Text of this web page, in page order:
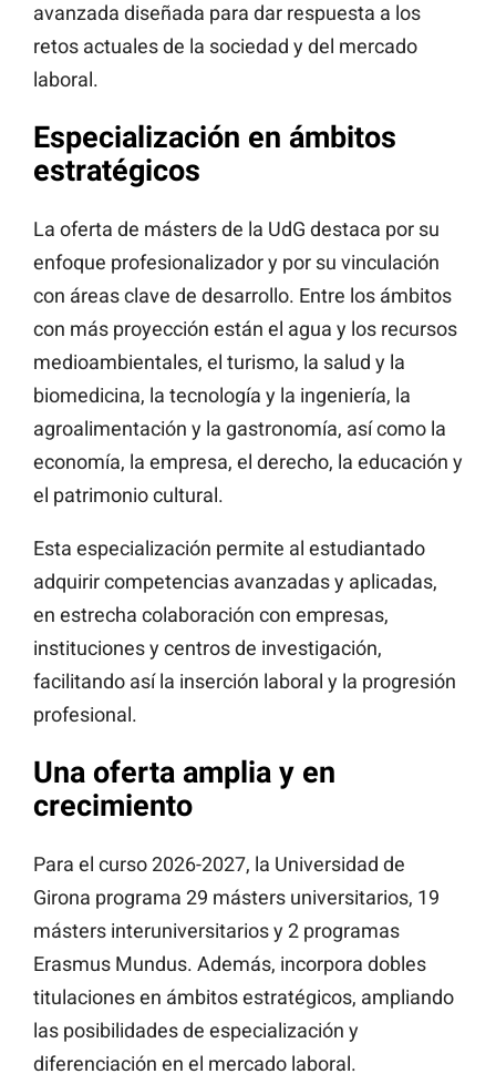
avanzada diseñada para dar respuesta a los
retos actuales de la sociedad y del mercado
laboral.
Especialización en ámbitos
estratégicos
La oferta de másters de la UdG destaca por su
enfoque profesionalizador y por su vinculación
con áreas clave de desarrollo. Entre los ámbitos
con más proyección están el agua y los recursos
medioambientales, el turismo, la salud y la
biomedicina, la tecnología y la ingeniería, la
agroalimentación y la gastronomía, así como la
economía, la empresa, el derecho, la educación y
el patrimonio cultural.
Esta especialización permite al estudiantado
adquirir competencias avanzadas y aplicadas,
en estrecha colaboración con empresas,
instituciones y centros de investigación,
facilitando así la inserción laboral y la progresión
profesional.
Una oferta amplia y en
crecimiento
Para el curso 2026-2027, la Universidad de
Girona programa 29 másters universitarios, 19
másters interuniversitarios y 2 programas
Erasmus Mundus. Además, incorpora dobles
titulaciones en ámbitos estratégicos, ampliando
las posibilidades de especialización y
diferenciación en el mercado laboral.